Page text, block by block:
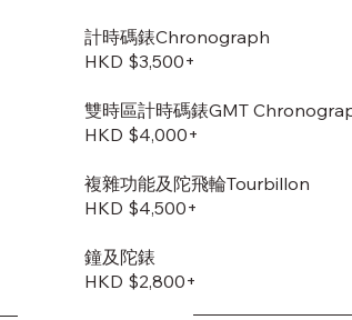
計時碼錶Chronograph
HKD $3,500+
雙時區計時碼錶GMT
HKD $4,000+
複雜功能及陀飛輪Tourbillon
HKD $4,500+
鐘及陀錶
HKD $2,800+